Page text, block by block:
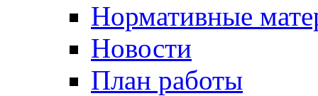
Нормативные
Новости
План работы